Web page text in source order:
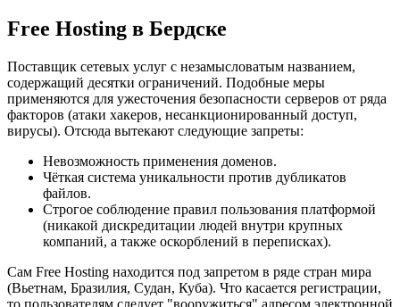
Free Hosting в Бердске
Поставщик сетевых услуг с незамысловатым названием,
содержащий десятки ограничений. Подобные меры
применяются для ужесточения безопасности серверов от ряда
факторов (атаки хакеров, несанкционированный доступ,
вирусы). Отсюда вытекают следующие запреты:
Невозможность применения доменов.
Чёткая система уникальности против дубликатов
файлов.
Строгое соблюдение правил пользования платформой
(никакой дискредитации людей внутри крупных
компаний, а также оскорблений в переписках).
Сам Free Hosting находится под запретом в ряде стран мира
(Вьетнам, Бразилия, Судан, Куба). Что касается регистрации,
то пользователям следует "вооружиться" адресом электронной